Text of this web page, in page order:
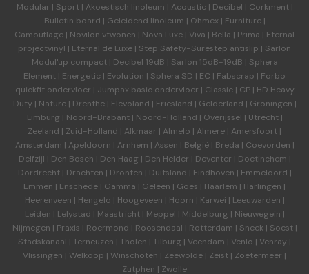
Modular | Sport| Akoestisch linoleum | Acoustic | Decibel | Corkment|
Bulletin board | Geleidend linoleum | Ohmex | Furniture|
Camouflage | Novilon vtwonen | Nova Luxe | Viva | Bella | Prima | Eternal
projectvinyl | Eternal de Luxe | Step Safety-Surestep antislip | Sarlon
Modul'up compact| Decibel 19dB | Sarlon 15dB-19dB | Sphera
Element | Energetic | Evolution | Sphera SD | EC | Fabscrap | Forbo
quickfit ondervloer | Jumpax basic ondervloer | Classic | CP| HD Heavy
Duty | Nature| Drenthe| Flevoland | Friesland | Gelderland | Groningen |
Limburg | Noord-Brabant| Noord-Holland | Overijssel | Utrecht|
Zeeland | Zuid-Holland | Alkmaar | Almelo | Almere | Amersfoort |
Amsterdam | Apeldoorn | Arnhem | Assen | België| Breda | Coevorden |
Delfzijl | Den Bosch | Den Haag | Den Helder | Deventer | Doetinchem |
Dordrecht| Drachten | Dronten | Duitsland | Eindhoven | Emmeloord |
Emmen | Enschede | Gamma | Geleen | Goes | Haarlem | Harlingen |
Heerenveen | Hengelo | Hoogeveen | Hoorn | Karwei | Leeuwarden |
Leiden | Lelystad | Maastricht| Meppel | Middelburg | Nieuwegein |
Nijmegen | Praxis | Roermond | Roosendaal | Rotterdam | Sneek| Soest|
Stadskanaal | Terneuzen | Tholen | Tilburg | Veendam | Venlo | Venray |
Vlissingen | Welkoop | Winschoten | Zeewolde | Zeist | Zoetermeer |
Zutphen | Zwolle